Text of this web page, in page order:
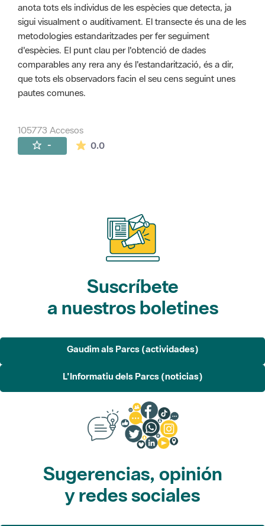
anota tots els individus de les espècies que detecta, ja
sigui visualment o auditivament. El transecte és una de les
metodologies estandaritzades per fer seguiment
d'espècies. El punt clau per l'obtenció de dades
comparables any rera any és l'estandarització, és a dir,
que tots els observadors facin el seu cens seguint unes
pautes comunes.
105773 Accesos
- 0.0La valoración media es de 0 estrellas de
Suscríbete
a nuestros boletines
Gaudim als Parcs (actividades)
L'Informatiu dels Parcs (noticias)
Sugerencias, opinión
y redes sociales